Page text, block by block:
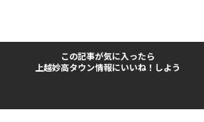
この記事が気に入ったら
上越妙高タウン情報にいいね！しよう